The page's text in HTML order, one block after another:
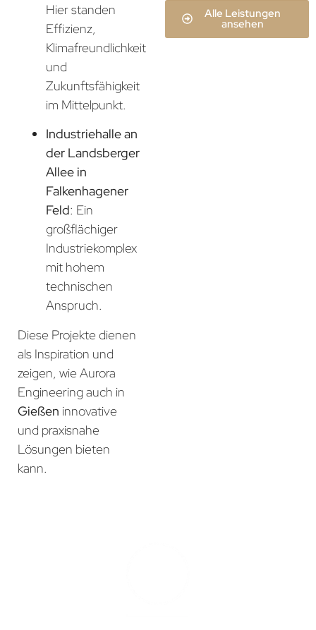
Hier standen
Effizienz,
Klimafreundlichkeit
und
Zukunftsfähigkeit
im Mittelpunkt.
Industriehalle an
der Landsberger
Allee in
Falkenhagener
Feld: Ein
großflächiger
Industriekomplex
mit hohem
technischen
Anspruch.
Diese Projekte dienen
als Inspiration und
zeigen, wie Aurora
Engineering auch in
Gießen innovative
und praxisnahe
Lösungen bieten
kann.
Alle Leistungen
ansehen